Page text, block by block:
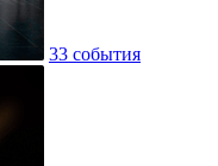
33 события